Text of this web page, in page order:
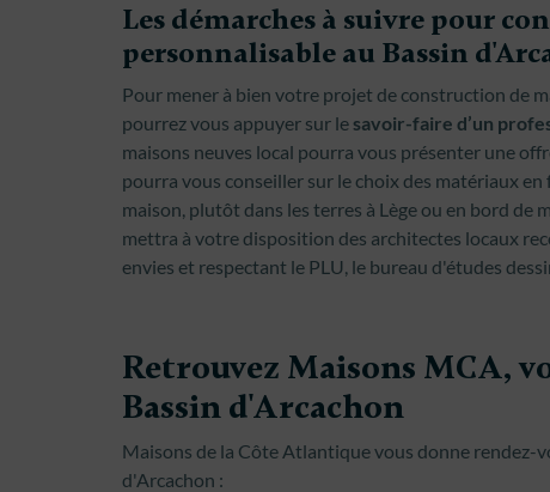
Les démarches à suivre pour
personnalisable au Bassin
Pour mener à bien votre projet de construction de
pourrez vous appuyer sur le savoir-faire d’un
maisons neuves local pourra vous présenter une
pourra vous conseiller sur le choix des matériaux
maison, plutôt dans les terres à Lège ou en bord
mettra à votre disposition des architectes locaux
envies et respectant le PLU, le bureau d'études
Retrouvez Maisons MCA,
Bassin d'Arcachon
Maisons de la Côte Atlantique vous donne rendez-
d'Arcachon :